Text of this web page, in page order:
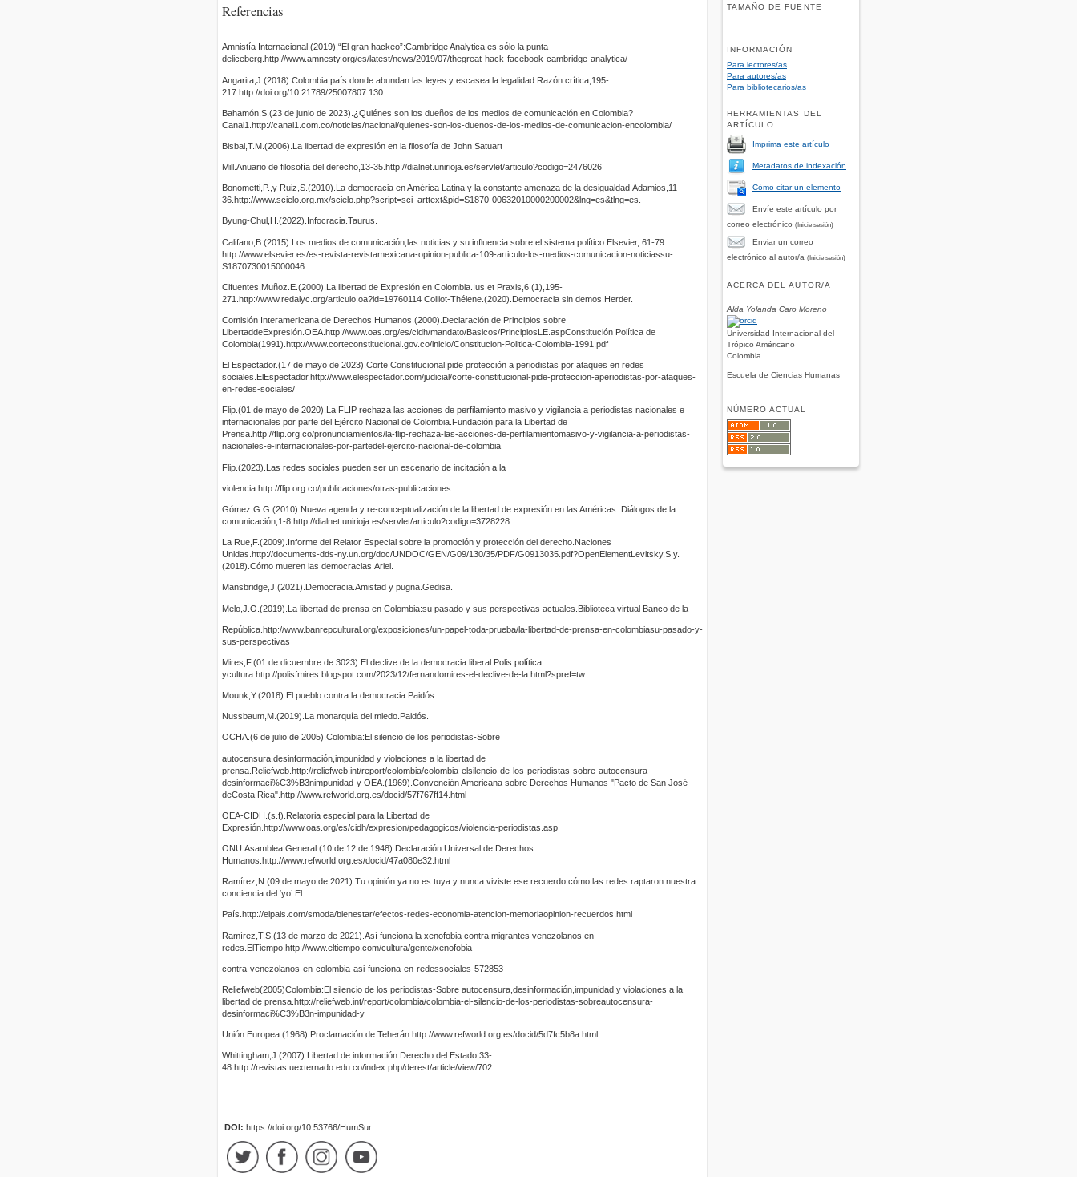
TAMAÑO DE FUENTE
INFORMACIÓN
Para lectores/as
Para autores/as
Para bibliotecarios/as
HERRAMIENTAS DEL
ARTÍCULO
Imprima este artículo
Metadatos de indexación
Cómo citar un elemento
Envíe este artículo por
correo electrónico (Inicie sesión)
Enviar un correo
electrónico al autor/a (Inicie sesión)
ACERCA DEL AUTOR/A
Alda Yolanda Caro Moreno
Universidad Internacional del
Trópico Américano
Colombia
Escuela de Ciencias Humanas
NÚMERO ACTUAL
Referencias
Amnistía Internacional.(2019).“El gran hackeo”:Cambridge Analytica es sólo la punta
deliceberg.http://www.amnesty.org/es/latest/news/2019/07/thegreat-hack-facebook-cambridge-analytica/
Angarita,J.(2018).Colombia:país donde abundan las leyes y escasea la legalidad.Razón crítica,195-
217.http://doi.org/10.21789/25007807.130
Bahamón,S.(23 de junio de 2023).¿Quiénes son los dueños de los medios de comunicación en Colombia?
Canal1.http://canal1.com.co/noticias/nacional/quienes-son-los-duenos-de-los-medios-de-comunicacion-encolombia/
Bisbal,T.M.(2006).La libertad de expresión en la filosofía de John Satuart
Mill.Anuario de filosofía del derecho,13-35.http://dialnet.unirioja.es/servlet/articulo?codigo=2476026
Bonometti,P.,y Ruiz,S.(2010).La democracia en América Latina y la constante amenaza de la desigualdad.Adamios,11-
36.http://www.scielo.org.mx/scielo.php?script=sci_arttext&pid=S1870-00632010000200002&lng=es&tlng=es.
Byung-Chul,H.(2022).Infocracia.Taurus.
Califano,B.(2015).Los medios de comunicación,las noticias y su influencia sobre el sistema político.Elsevier, 61-79.
http://www.elsevier.es/es-revista-revistamexicana-opinion-publica-109-articulo-los-medios-comunicacion-noticiassu-
S1870730015000046
Cifuentes,Muñoz.E.(2000).La libertad de Expresión en Colombia.Ius et Praxis,6 (1),195-
271.http://www.redalyc.org/articulo.oa?id=19760114 Colliot-Thélene.(2020).Democracia sin demos.Herder.
Comisión Interamericana de Derechos Humanos.(2000).Declaración de Principios sobre
LibertaddeExpresión.OEA.http://www.oas.org/es/cidh/mandato/Basicos/PrincipiosLE.aspConstitución Política de
Colombia(1991).http://www.corteconstitucional.gov.co/inicio/Constitucion-Politica-Colombia-1991.pdf
El Espectador.(17 de mayo de 2023).Corte Constitucional pide protección a periodistas por ataques en redes
sociales.ElEspectador.http://www.elespectador.com/judicial/corte-constitucional-pide-proteccion-aperiodistas-por-ataques-
en-redes-sociales/
Flip.(01 de mayo de 2020).La FLIP rechaza las acciones de perfilamiento masivo y vigilancia a periodistas nacionales e
internacionales por parte del Ejército Nacional de Colombia.Fundación para la Libertad de
Prensa.http://flip.org.co/pronunciamientos/la-flip-rechaza-las-acciones-de-perfilamientomasivo-y-vigilancia-a-periodistas-
nacionales-e-internacionales-por-partedel-ejercito-nacional-de-colombia
Flip.(2023).Las redes sociales pueden ser un escenario de incitación a la
violencia.http://flip.org.co/publicaciones/otras-publicaciones
Gómez,G.G.(2010).Nueva agenda y re-conceptualización de la libertad de expresión en las Américas. Diálogos de la
comunicación,1-8.http://dialnet.unirioja.es/servlet/articulo?codigo=3728228
La Rue,F.(2009).Informe del Relator Especial sobre la promoción y protección del derecho.Naciones
Unidas.http://documents-dds-ny.un.org/doc/UNDOC/GEN/G09/130/35/PDF/G0913035.pdf?OpenElementLevitsky,S.y.
(2018).Cómo mueren las democracias.Ariel.
Mansbridge,J.(2021).Democracia.Amistad y pugna.Gedisa.
Melo,J.O.(2019).La libertad de prensa en Colombia:su pasado y sus perspectivas actuales.Biblioteca virtual Banco de la
República.http://www.banrepcultural.org/exposiciones/un-papel-toda-prueba/la-libertad-de-prensa-en-colombiasu-pasado-y-
sus-perspectivas
Mires,F.(01 de dicuembre de 3023).El declive de la democracia liberal.Polis:política
ycultura.http://polisfmires.blogspot.com/2023/12/fernandomires-el-declive-de-la.html?spref=tw
Mounk,Y.(2018).El pueblo contra la democracia.Paidós.
Nussbaum,M.(2019).La monarquía del miedo.Paidós.
OCHA.(6 de julio de 2005).Colombia:El silencio de los periodistas-Sobre
autocensura,desinformación,impunidad y violaciones a la libertad de
prensa.Reliefweb.http://reliefweb.int/report/colombia/colombia-elsilencio-de-los-periodistas-sobre-autocensura-
desinformaci%C3%B3nimpunidad-y OEA.(1969).Convención Americana sobre Derechos Humanos "Pacto de San José
deCosta Rica".http://www.refworld.org.es/docid/57f767ff14.html
OEA-CIDH.(s.f).Relatoria especial para la Libertad de
Expresión.http://www.oas.org/es/cidh/expresion/pedagogicos/violencia-periodistas.asp
ONU:Asamblea General.(10 de 12 de 1948).Declaración Universal de Derechos
Humanos.http://www.refworld.org.es/docid/47a080e32.html
Ramírez,N.(09 de mayo de 2021).Tu opinión ya no es tuya y nunca viviste ese recuerdo:cómo las redes raptaron nuestra
conciencia del ‘yo’.El
País.http://elpais.com/smoda/bienestar/efectos-redes-economia-atencion-memoriaopinion-recuerdos.html
Ramírez,T.S.(13 de marzo de 2021).Así funciona la xenofobia contra migrantes venezolanos en
redes.ElTiempo.http://www.eltiempo.com/cultura/gente/xenofobia-
contra-venezolanos-en-colombia-asi-funciona-en-redessociales-572853
Reliefweb(2005)Colombia:El silencio de los periodistas-Sobre autocensura,desinformación,impunidad y violaciones a la
libertad de prensa.http://reliefweb.int/report/colombia/colombia-el-silencio-de-los-periodistas-sobreautocensura-
desinformaci%C3%B3n-impunidad-y
Unión Europea.(1968).Proclamación de Teherán.http://www.refworld.org.es/docid/5d7fc5b8a.html
Whittingham,J.(2007).Libertad de información.Derecho del Estado,33-
48.http://revistas.uexternado.edu.co/index.php/derest/article/view/702
DOI: https://doi.org/10.53766/HumSur